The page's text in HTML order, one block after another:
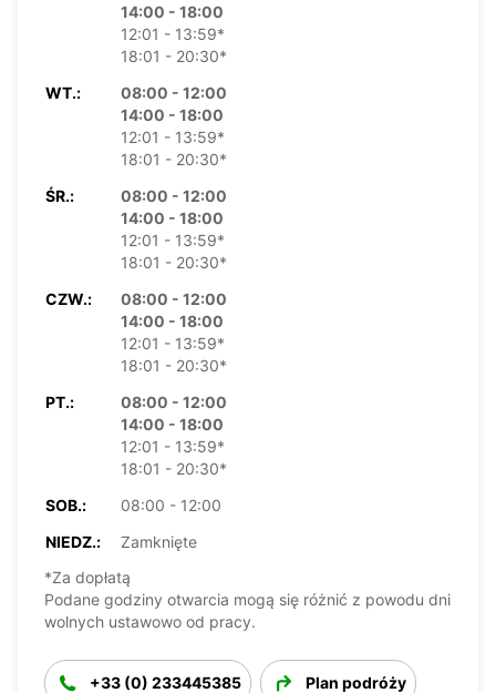
14:00 - 18:00
12:01 - 13:59*
18:01 - 20:30*
WT.:
08:00 - 12:00
14:00 - 18:00
12:01 - 13:59*
18:01 - 20:30*
ŚR.:
08:00 - 12:00
14:00 - 18:00
12:01 - 13:59*
18:01 - 20:30*
CZW.:
08:00 - 12:00
14:00 - 18:00
12:01 - 13:59*
18:01 - 20:30*
PT.:
08:00 - 12:00
14:00 - 18:00
12:01 - 13:59*
18:01 - 20:30*
SOB.:
08:00 - 12:00
NIEDZ.:
Zamknięte
*Za dopłatą
Podane godziny otwarcia mogą się różnić z powodu dni
wolnych ustawowo od pracy.
+33 (0) 233445385 Plan podróży